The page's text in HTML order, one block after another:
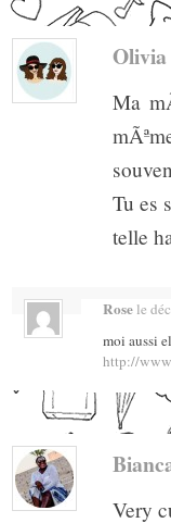
Ma
Tu es
telle
Rose le
moi aussi
http://
Very